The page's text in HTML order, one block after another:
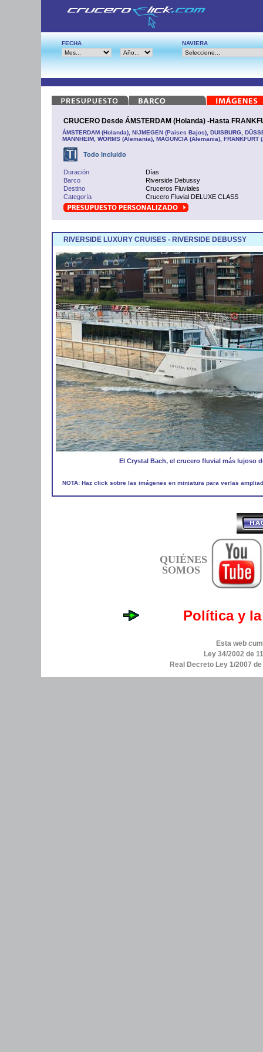
FECHA NAVIERA
CRUCERO Desde ÁMSTERDAM (Holanda) -Hasta
ÁMSTERDAM (Holanda), NIJMEGEN (Paises Bajos), DUISBURG,
MANNHEIM, WORMS (Alemania), MAGUNCIA (Alemania), FRANKFURT
Todo Incluido
Duración
Días
Barco
Riverside Debussy
Destino
Cruceros Fluviales
Categoría
Crucero Fluvial DELUXE CLASS
RIVERSIDE LUXURY CRUISES - RIVERSIDE DEBUSSY
El Crystal Bach, el crucero fluvial más lujoso
NOTA: Haz click sobre las imágenes en miniatura para verlas
QUIÉNES
SOMOS
Política y
Esta web
Ley 34/2002 de
Real Decreto Ley 1/2007